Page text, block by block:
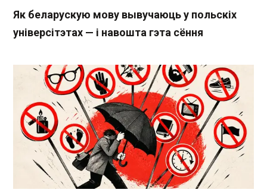
Як беларускую мову вывучаюць у польскіх
універсітэтах — і навошта гэта сёння